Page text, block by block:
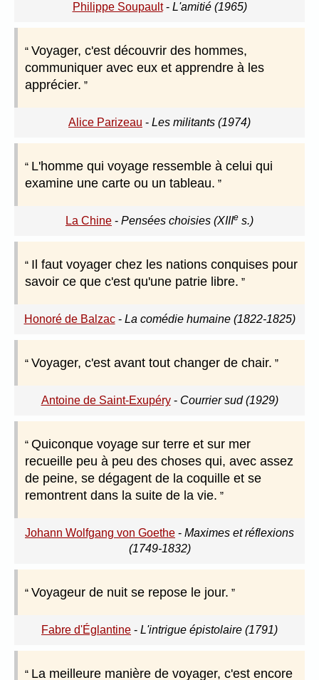
Philippe Soupault- L'amitié (1965)
Voyager, c'est découvrir des hommes,
communiquer avec eux et apprendre à les
apprécier.
Alice Parizeau - Les militants (1974)
L'homme qui voyage ressemble à celui qui
examine une carte ou un tableau.
La Chine - Pensées choisies (XIIIe s.)
Il faut voyager chez les nations conquises pour
savoir ce que c'est qu'une patrie libre.
Honoré de Balzac- La comédie humaine (1822-1825)
Voyager, c'est avant tout changer de chair.
Antoine de Saint-Exupéry- Courrier sud (1929)
Quiconque voyage sur terre et sur mer
recueille peu à peu des choses qui, avec assez
de peine, se dégagent de la coquille et se
remontrent dans la suite de la vie.
Johann Wolfgang von Goethe - Maximes et réflexions
(1749-1832)
Voyageur de nuit se repose le jour.
Fabre d'Églantine - L'intrigue épistolaire (1791)
La meilleure manière de voyager, c'est encore